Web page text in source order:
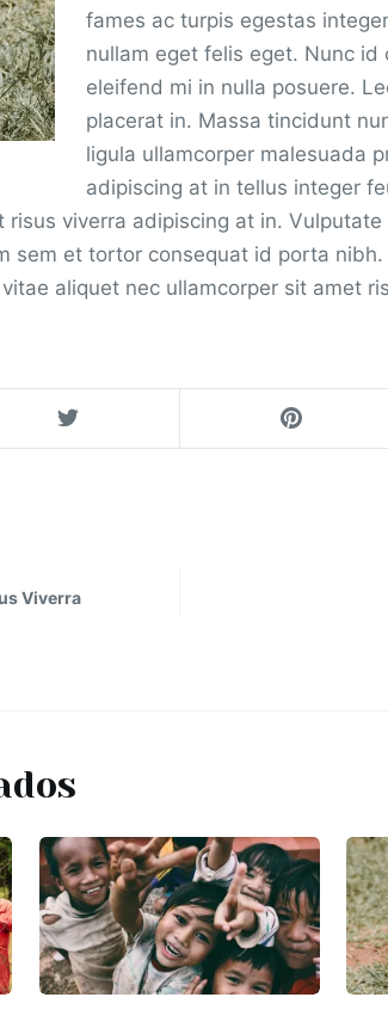
fames ac turpis egestas
nullam eget felis eget. Nunc id
eleifend mi in nulla posuere.
placerat in. Massa tincidunt
ligula ullamcorper malesuada
adipiscing at in tellus integer
viverra adipiscing at in.
sem et tortor consequat id porta
aliquet nec ullamcorper sit amet
Viverra